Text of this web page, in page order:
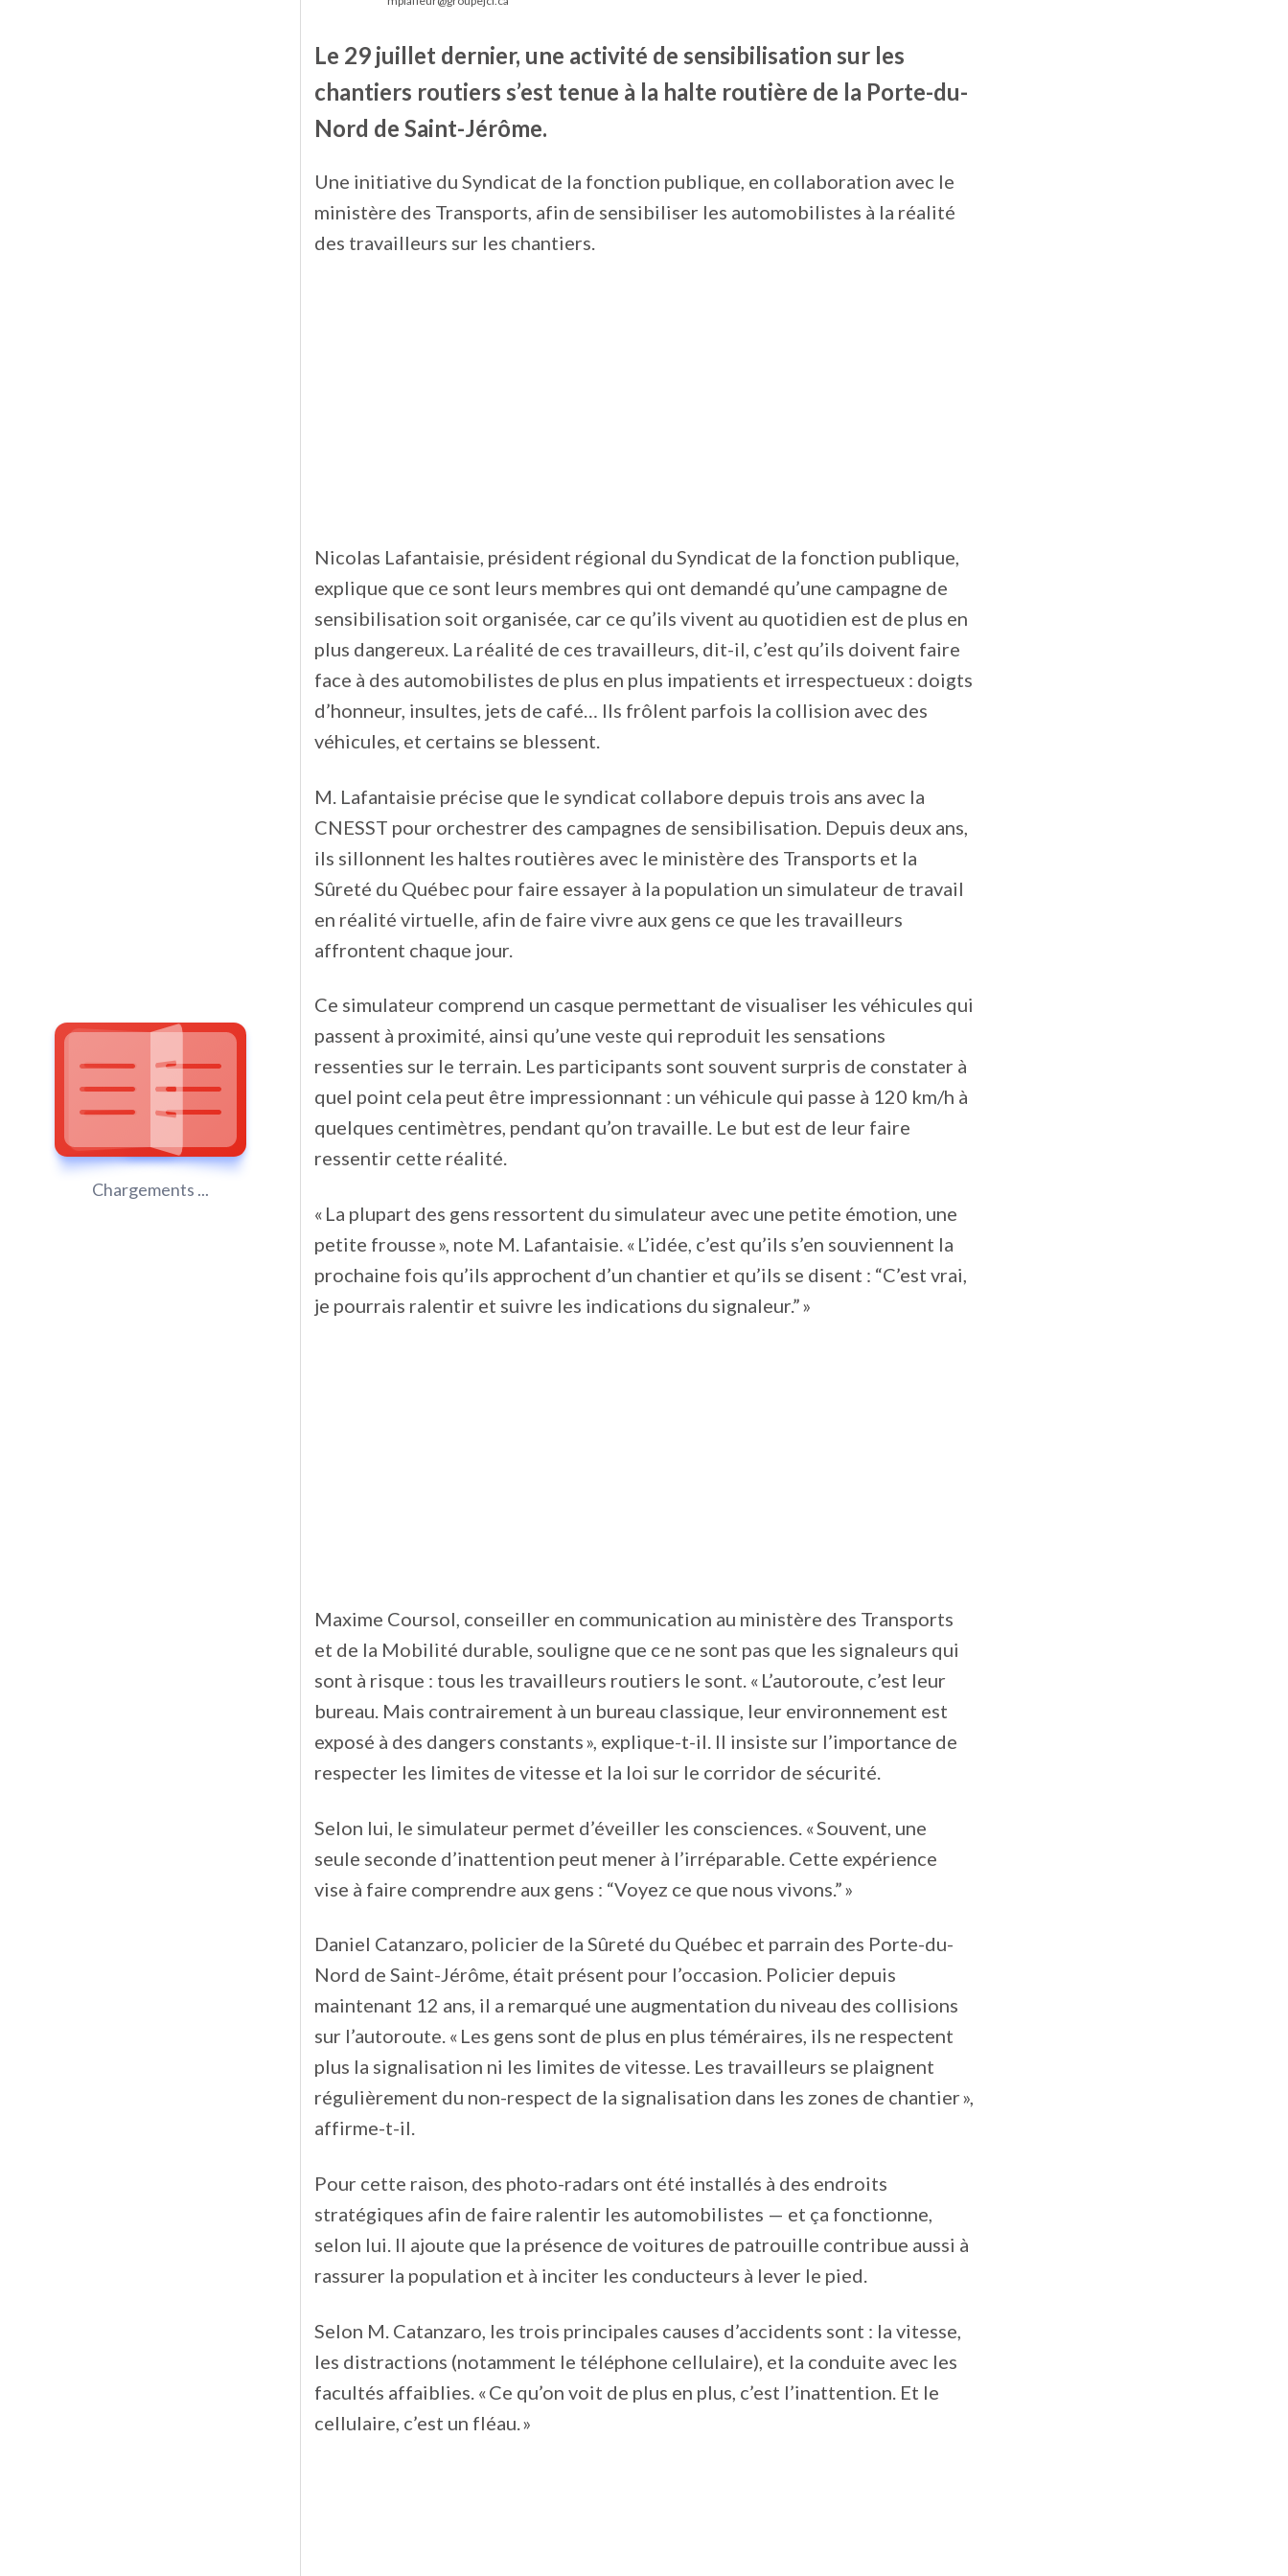
Chargements ...
Le 29 juillet dernier, une activité de sensibilisation sur les
chantiers routiers s’est tenue à la halte routière de la Porte-du-
Nord de Saint-Jérôme.
Une initiative du Syndicat de la fonction publique, en collaboration avec le
ministère des Transports, afin de sensibiliser les automobilistes à la réalité
des travailleurs sur les chantiers.
Nicolas Lafantaisie, président régional du Syndicat de la fonction publique,
explique que ce sont leurs membres qui ont demandé qu’une campagne de
sensibilisation soit organisée, car ce qu’ils vivent au quotidien est de plus en
plus dangereux. La réalité de ces travailleurs, dit-il, c’est qu’ils doivent faire
face à des automobilistes de plus en plus impatients et irrespectueux : doigts
d’honneur, insultes, jets de café… Ils frôlent parfois la collision avec des
véhicules, et certains se blessent.
M. Lafantaisie précise que le syndicat collabore depuis trois ans avec la
CNESST pour orchestrer des campagnes de sensibilisation. Depuis deux ans,
ils sillonnent les haltes routières avec le ministère des Transports et la
Sûreté du Québec pour faire essayer à la population un simulateur de travail
en réalité virtuelle, afin de faire vivre aux gens ce que les travailleurs
affrontent chaque jour.
Ce simulateur comprend un casque permettant de visualiser les véhicules qui
passent à proximité, ainsi qu’une veste qui reproduit les sensations
ressenties sur le terrain. Les participants sont souvent surpris de constater à
quel point cela peut être impressionnant : un véhicule qui passe à 120 km/h à
quelques centimètres, pendant qu’on travaille. Le but est de leur faire
ressentir cette réalité.
« La plupart des gens ressortent du simulateur avec une petite émotion, une
petite frousse », note M. Lafantaisie. « L’idée, c’est qu’ils s’en souviennent la
prochaine fois qu’ils approchent d’un chantier et qu’ils se disent : “C’est vrai,
je pourrais ralentir et suivre les indications du signaleur.” »
Maxime Coursol, conseiller en communication au ministère des Transports
et de la Mobilité durable, souligne que ce ne sont pas que les signaleurs qui
sont à risque : tous les travailleurs routiers le sont. « L’autoroute, c’est leur
bureau. Mais contrairement à un bureau classique, leur environnement est
exposé à des dangers constants », explique-t-il. Il insiste sur l’importance de
respecter les limites de vitesse et la loi sur le corridor de sécurité.
Selon lui, le simulateur permet d’éveiller les consciences. « Souvent, une
seule seconde d’inattention peut mener à l’irréparable. Cette expérience
vise à faire comprendre aux gens : “Voyez ce que nous vivons.” »
Daniel Catanzaro, policier de la Sûreté du Québec et parrain des Porte-du-
Nord de Saint-Jérôme, était présent pour l’occasion. Policier depuis
maintenant 12 ans, il a remarqué une augmentation du niveau des collisions
sur l’autoroute. « Les gens sont de plus en plus téméraires, ils ne respectent
plus la signalisation ni les limites de vitesse. Les travailleurs se plaignent
régulièrement du non-respect de la signalisation dans les zones de chantier »,
affirme-t-il.
Pour cette raison, des photo-radars ont été installés à des endroits
stratégiques afin de faire ralentir les automobilistes — et ça fonctionne,
selon lui. Il ajoute que la présence de voitures de patrouille contribue aussi à
rassurer la population et à inciter les conducteurs à lever le pied.
Selon M. Catanzaro, les trois principales causes d’accidents sont : la vitesse,
les distractions (notamment le téléphone cellulaire), et la conduite avec les
facultés affaiblies. « Ce qu’on voit de plus en plus, c’est l’inattention. Et le
cellulaire, c’est un fléau. »